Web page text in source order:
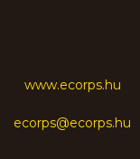
www.ecorps.hu
ecorps@ecorps.hu